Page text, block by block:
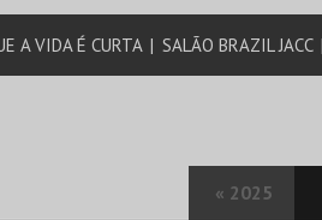
A VIDA É CURTA | SALÃO BRAZIL JACC |
« 2025